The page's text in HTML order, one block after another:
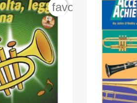
favorite_border